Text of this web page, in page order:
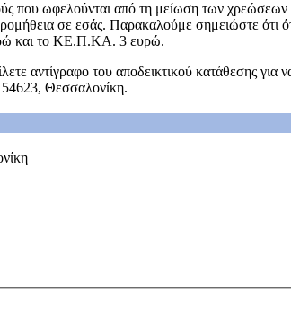
που ωφελούνται από τη μείωση των χρεώσεων
σε εσάς. Παρακαλούμε σημειώστε ότι
και το ΚΕ.Π.ΚΑ. 3 ευρώ.
αντίγραφο του αποδεικτικού κατάθεσης για
Θεσσαλονίκη.